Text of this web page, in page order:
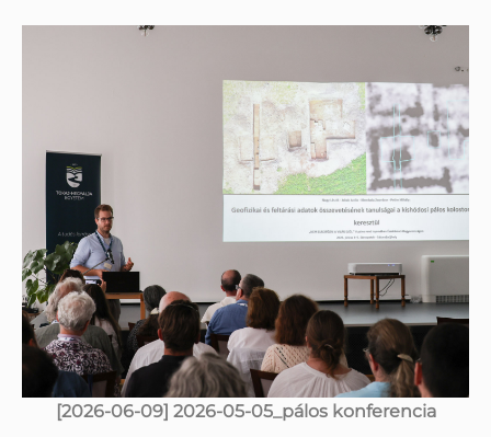
[2026-06-09] 2026-05-05_pálos konferencia